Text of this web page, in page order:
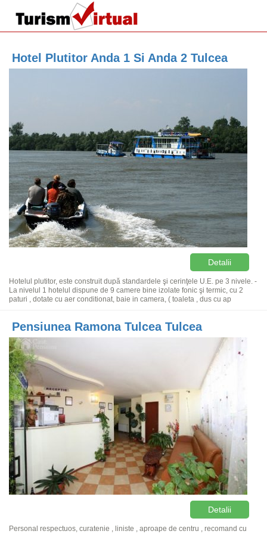
Hotel Plutitor Anda 1 Si Anda 2 Tulcea
Detalii
Hotelul plutitor, este construit după standardele şi cerinţele U.E. pe 3 nivele. -
La nivelul 1 hotelul dispune de 9 camere bine izolate fonic şi termic, cu 2
paturi , dotate cu aer conditionat, baie in camera, ( toaleta , dus cu ap
Pensiunea Ramona Tulcea Tulcea
Detalii
Personal respectuos, curatenie , liniste , aproape de centru , recomand cu